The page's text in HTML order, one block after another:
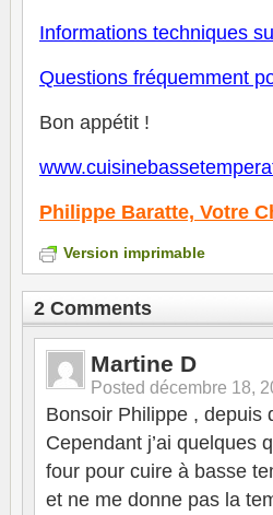
Informations techniques
Questions fréquemment
Bon appétit !
Philippe Baratte, Votre
Version imprimable
2 Comments
Martine D
Posted décembre 18,
Bonsoir Philippe , depuis
Cependant j’ai quelques
four pour cuire à basse
et ne me donne pas la